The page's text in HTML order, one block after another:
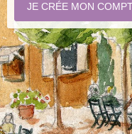
JE CRÉE MON